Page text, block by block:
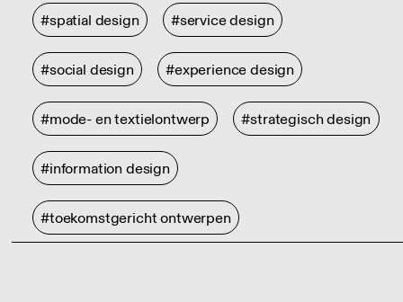
#spatial design #service design
#social design #experience design
#mode- en textielontwerp #strategisch design
#information design
#toekomstgericht ontwerpen